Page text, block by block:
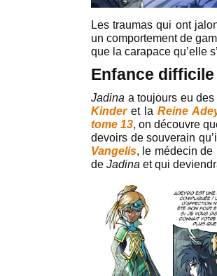
Les traumas qui ont
un comportement de
que la carapace qu’elle
Enfance difficile
Jadina a toujours eu
Kinderet laReine
tome 13, on découvre
devoirs de souverain
Vangelis, le médecin
de Jadina et qui